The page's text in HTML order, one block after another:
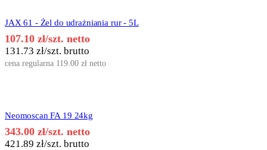
JAX 61 - Żel do udrażniania rur - 5L
107.10 zł/szt. netto
131.73 zł/szt. brutto
cena regularna 119.00 zł netto
Neomoscan FA 19 24kg
343.00 zł/szt. netto
421.89 zł/szt. brutto